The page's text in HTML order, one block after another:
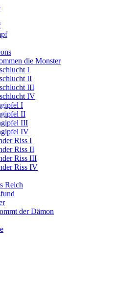
die Monster
I
II
III
IV
I
II
III
IV
Riss I
Riss II
Riss III
Riss IV
Reich
der Dämon